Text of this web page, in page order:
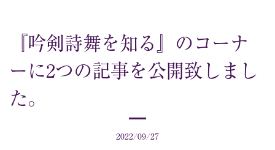
『吟剣詩舞を知る』のコーナ
ーに2つの記事を公開致しまし
た。
2022/09/27